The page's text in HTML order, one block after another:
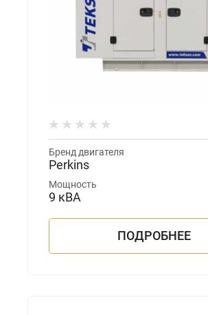
Бренд двигателя
Perkins
Мощность
9 кВА
ПОДРОБНЕЕ